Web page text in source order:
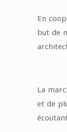
En
but de
La
et de